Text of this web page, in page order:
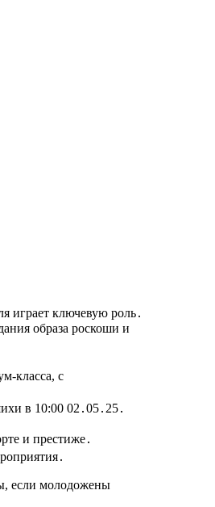
играет ключевую роль․
образа роскоши и
класса, с
в 10:00 02․05․25․
и престиже․
если молодожены